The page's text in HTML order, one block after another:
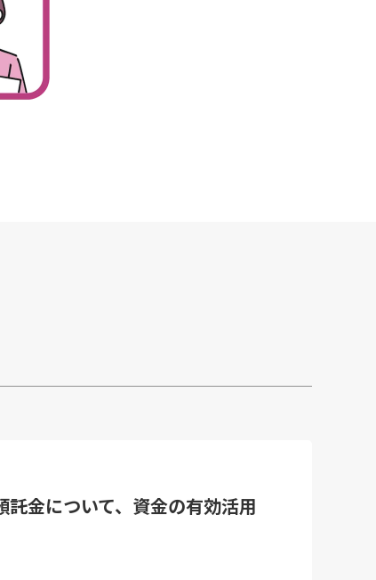
託金について、資金の有効活用